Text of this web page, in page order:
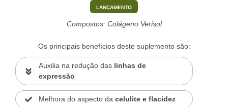
LANÇAMENTO
Compostos: Colágeno Verisol
Os principais benefícios deste suplemento são:
Auxilia na redução das linhas de
expressão
Melhora do aspecto da celulite e flacidez